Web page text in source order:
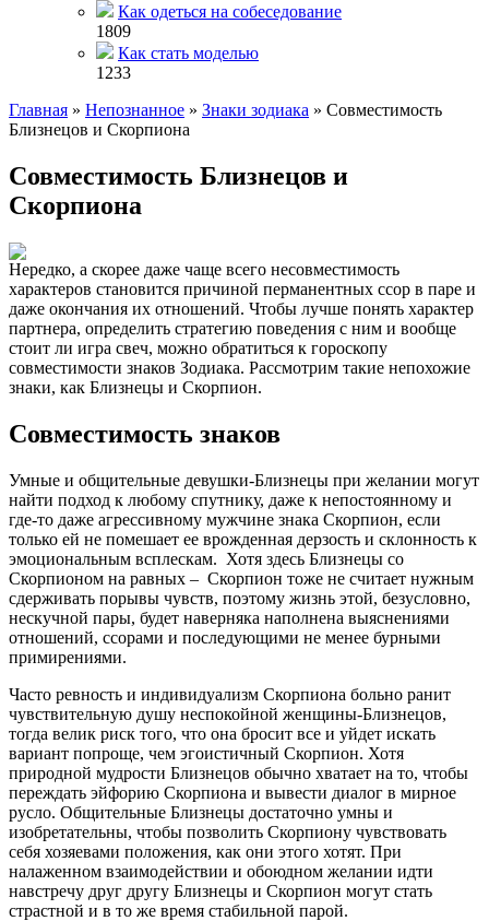
Как одеться на собеседование
1809
Как стать моделью
1233
Главная » Непознанное » Знаки зодиака » Совместимость
Близнецов и Скорпиона
Совместимость Близнецов и
Скорпиона
Нередко, а скорее даже чаще всего несовместимость
характеров становится причиной перманентных ссор в паре и
даже окончания их отношений. Чтобы лучше понять характер
партнера, определить стратегию поведения с ним и вообще
стоит ли игра свеч, можно обратиться к гороскопу
совместимости знаков Зодиака. Рассмотрим такие непохожие
знаки, как Близнецы и Скорпион.
Совместимость знаков
Умные и общительные девушки-Близнецы при желании могут
найти подход к любому спутнику, даже к непостоянному и
где-то даже агрессивному мужчине знака Скорпион, если
только ей не помешает ее врожденная дерзость и склонность к
эмоциональным всплескам. Хотя здесь Близнецы со
Скорпионом на равных – Скорпион тоже не считает нужным
сдерживать порывы чувств, поэтому жизнь этой, безусловно,
нескучной пары, будет наверняка наполнена выяснениями
отношений, ссорами и последующими не менее бурными
примирениями.
Часто ревность и индивидуализм Скорпиона больно ранит
чувствительную душу неспокойной женщины-Близнецов,
тогда велик риск того, что она бросит все и уйдет искать
вариант попроще, чем эгоистичный Скорпион. Хотя
природной мудрости Близнецов обычно хватает на то, чтобы
переждать эйфорию Скорпиона и вывести диалог в мирное
русло. Общительные Близнецы достаточно умны и
изобретательны, чтобы позволить Скорпиону чувствовать
себя хозяевами положения, как они этого хотят. При
налаженном взаимодействии и обоюдном желании идти
навстречу друг другу Близнецы и Скорпион могут стать
страстной и в то же время стабильной парой.